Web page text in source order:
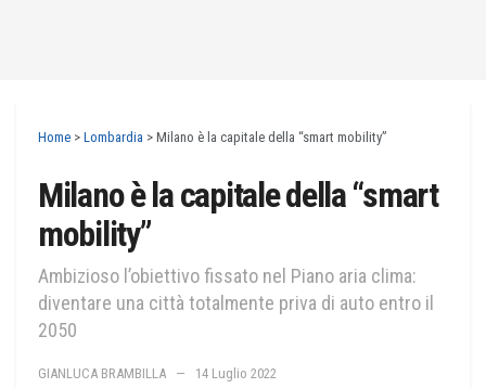
Home > Lombardia > Milano è la capitale della “smart mobility”
Milano è la capitale della “smart
mobility”
Ambizioso l’obiettivo fissato nel Piano aria clima:
diventare una città totalmente priva di auto entro il
2050
GIANLUCA BRAMBILLA 14 Luglio 2022